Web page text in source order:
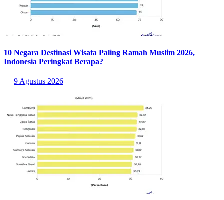
10 Negara Destinasi Wisata Paling Ramah Muslim 2026,
Indonesia Peringkat Berapa?
9 Agustus 2026